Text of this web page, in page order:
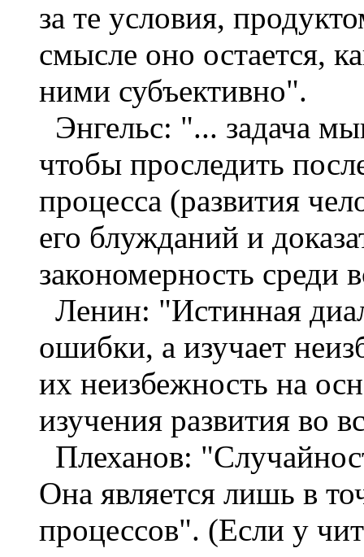
за те условия,
смысле оно остается,
ними субъективно".
Энгельс: "... задача
чтобы проследить
процесса (развития
его блужданий и
закономерность среди
Ленин: "Истинная
ошибки, а изучает
их неизбежность на
изучения развития во
Плеханов:
Она является лишь в
процессов". (Если у